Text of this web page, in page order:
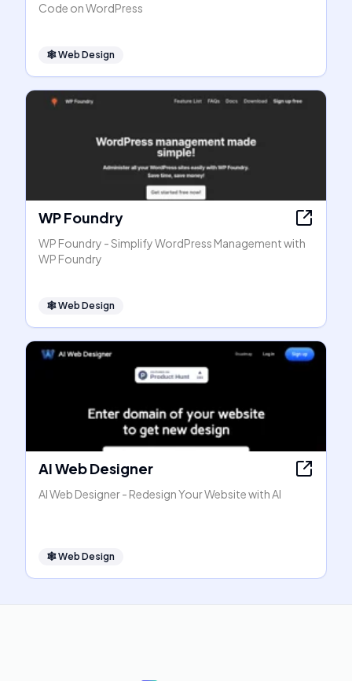
Code on WordPress
🕸Web Design
WP Foundry
WP Foundry - Simplify WordPress Management with
WP Foundry
🕸Web Design
AI Web Designer
AI Web Designer - Redesign Your Website with AI
🕸Web Design